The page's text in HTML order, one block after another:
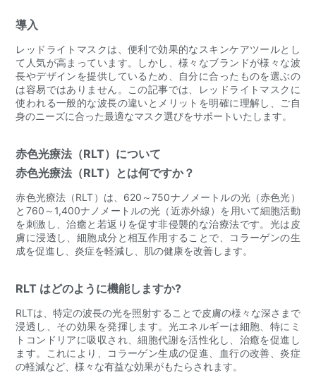
導入
レッドライトマスクは、便利で効果的なスキンケアツールとし
て人気が高まっています。しかし、様々なブランドが様々な波
長やデザインを提供しているため、自分に合ったものを選ぶの
は容易ではありません。この記事では、レッドライトマスクに
使われる一般的な波長の違いとメリットを明確に理解し、ご自
身のニーズに合った最適なマスク選びをサポートいたします。
赤色光療法（RLT）について
赤色光療法（RLT）とは何ですか？
赤色光療法（RLT）は、620～750ナノメートルの光（赤色光）
と760～1,400ナノメートルの光（近赤外線）を用いて細胞活動
を刺激し、治癒と若返りを促す非侵襲的な治療法です。光は皮
膚に浸透し、細胞成分と相互作用することで、コラーゲンの生
成を促進し、炎症を軽減し、肌の健康を改善します。
RLT はどのように機能しますか?
RLTは、特定の波長の光を照射することで皮膚の様々な深さまで
浸透し、その効果を発揮します。光エネルギーは細胞、特にミ
トコンドリアに吸収され、細胞代謝を活性化し、治癒を促進し
ます。これにより、コラーゲン生成の促進、血行の改善、炎症
の軽減など、様々な有益な効果がもたらされます。